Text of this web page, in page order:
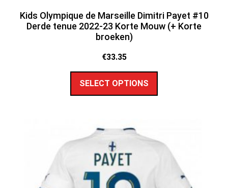
Kids Olympique de Marseille Dimitri Payet #10
Derde tenue 2022-23 Korte Mouw (+ Korte
broeken)
€33.35
SELECT OPTIONS